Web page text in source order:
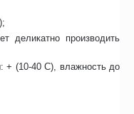
деликатно производить
+ (10-40 С), влажность до